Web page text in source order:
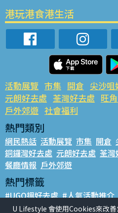
港玩港食港生活
活動展覽 市集 開倉 尖沙咀
元朗好去處 荃灣好去處 旺
戶外郊遊 社會福利
熱門類別
網民熱話 活動展覽 市集 開倉
銅鑼灣好去處 元朗好去處 荃灣
餐廳情報 戶外郊遊
熱門標籤
#UGO搵好去處 #人氣活動推介
#親子玩樂好去處 #ULifestyle
U Lifestyle 會使用Cookies來改